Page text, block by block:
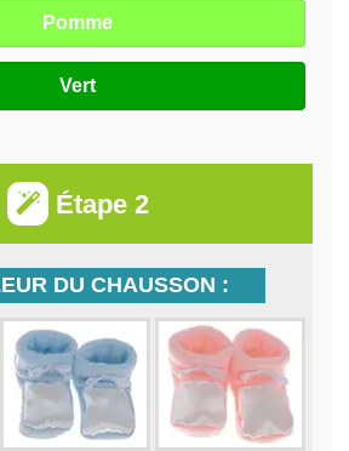
Pomme
Vert
Étape 2
DU CHAUSSON :